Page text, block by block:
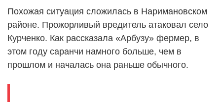
Похожая ситуация сложилась в Наримановском
районе. Прожорливый вредитель атаковал село
Курченко. Как рассказала «Арбузу» фермер, в
этом году саранчи намного больше, чем в
прошлом и началась она раньше обычного.